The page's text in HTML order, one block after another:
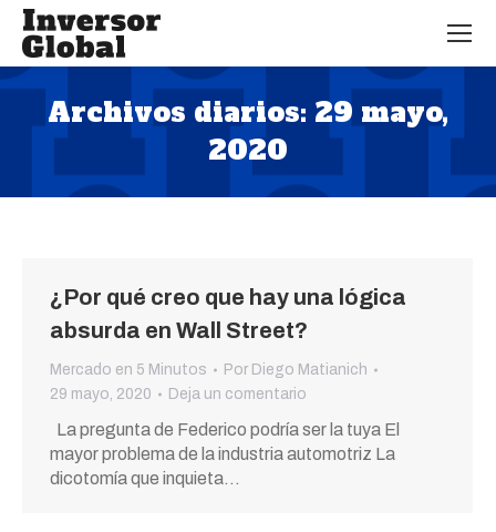
Archivos diarios: 29 mayo,
2020
Estás aquí:
¿Por qué creo que hay una lógica
absurda en Wall Street?
Mercado en 5 Minutos Por Diego Matianich
29 mayo, 2020
Deja un comentario
La pregunta de Federico podría ser la tuya El
mayor problema de la industria automotriz La
dicotomía que inquieta…